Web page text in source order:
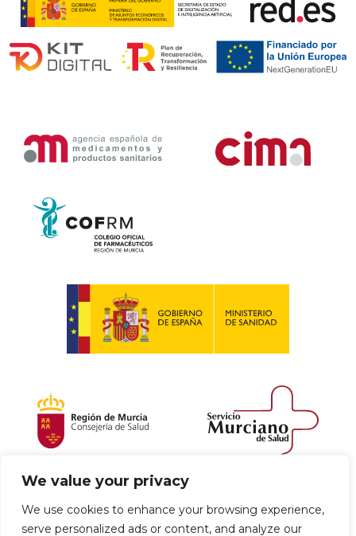
We value your privacy
We use cookies to enhance your browsing experience,
serve personalized ads or content, and analyze our
Política de envío y devoluciones